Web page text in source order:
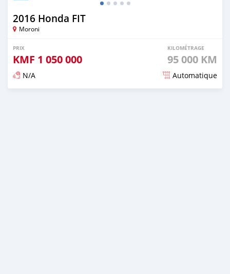
2016 Honda FIT
Moroni
PRIX
KMF 1 050 000
KILOMÉTRAGE
95 000 KM
N/A Automatique